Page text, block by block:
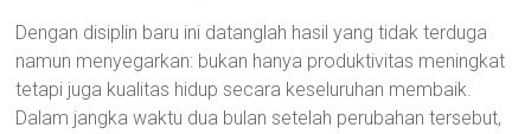
Dengan disiplin baru ini datanglah hasil yang tidak terduga
namun menyegarkan: bukan hanya produktivitas meningkat
tetapi juga kualitas hidup secara keseluruhan membaik.
Dalam jangka waktu dua bulan setelah perubahan tersebut,